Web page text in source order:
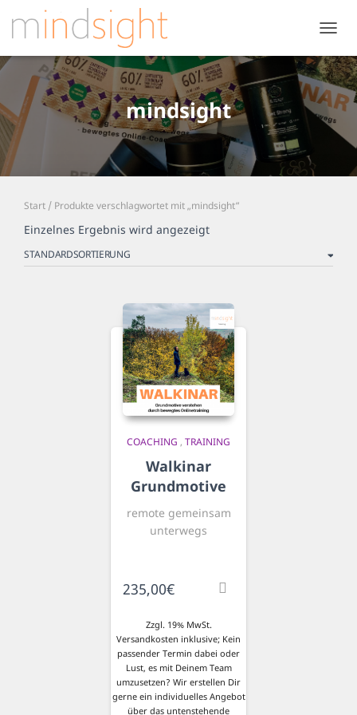
mindsight
Start / Produkte verschlagwortet mit „mindsight“
Einzelnes Ergebnis wird angezeigt
COACHING , TRAINING
Walkinar
Grundmotive
remote gemeinsam
unterwegs
235,00€
Zzgl. 19% MwSt.
Versandkosten inklusive; Kein
passender Termin dabei oder
Lust, es mit Deinem Team
umzusetzen? Wir erstellen Dir
gerne ein individuelles Angebot
über das untenstehende